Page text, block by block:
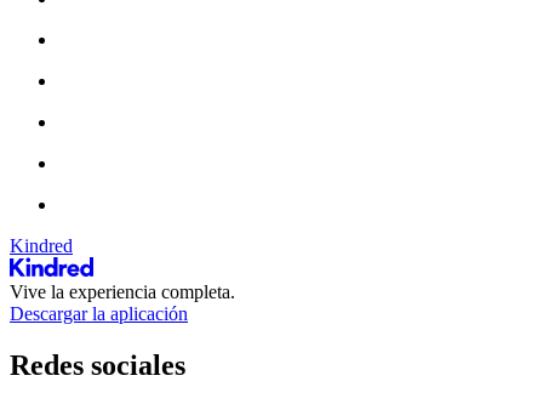
Kindred
Vive la experiencia completa.
Descargar la aplicación
Redes sociales